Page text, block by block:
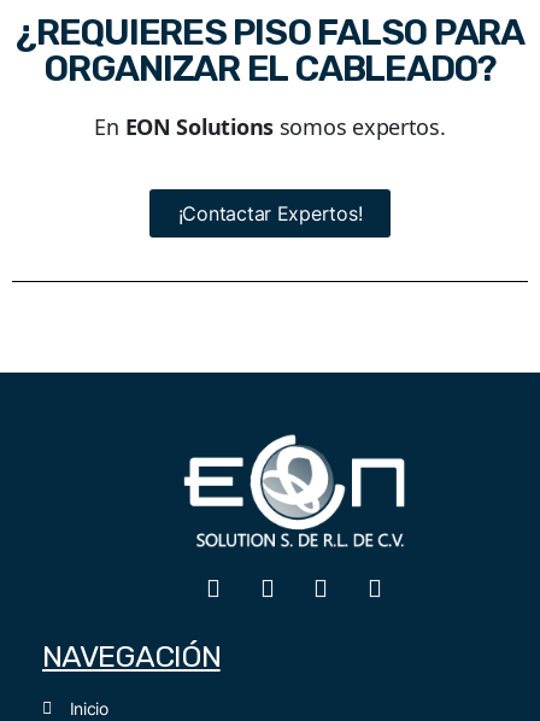
¿REQUIERES PISO FALSO PARA
ORGANIZAR EL CABLEADO?
En EON Solutions somos expertos.
¡Contactar Expertos!
NAVEGACIÓN
Inicio